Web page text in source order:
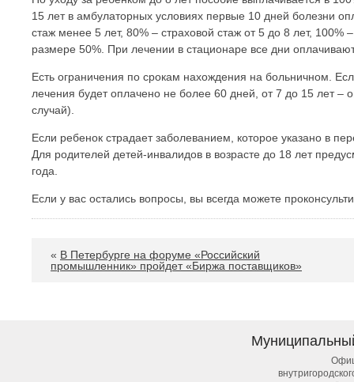
15 лет в амбулаторных условиях первые 10 дней болезни
стаж менее 5 лет, 80% – страховой стаж от 5 до 8 лет,
размере 50%. При лечении в стационаре все дни
Есть ограничения по срокам нахождения на больничном.
лечения будет оплачено не более 60 дней, от 7 до 15 лет –
случай).
Если ребенок страдает заболеванием, которое указано в
Для родителей детей-инвалидов в возрасте до 18 лет
года.
Если у вас остались вопросы, вы всегда можете
« В Петербурге на форуме «Российский
промышленник» пройдет «Биржа поставщиков»